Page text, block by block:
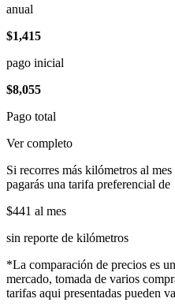
anual
$1,415
pago inicial
$8,055
Pago total
Ver completo
Si recorres más kilómetros al
pagarás una tarifa preferencial de
$441 al mes
sin reporte de kilómetros
*La comparación de precios es
mercado, tomada de varios
tarifas aqui presentadas pueden